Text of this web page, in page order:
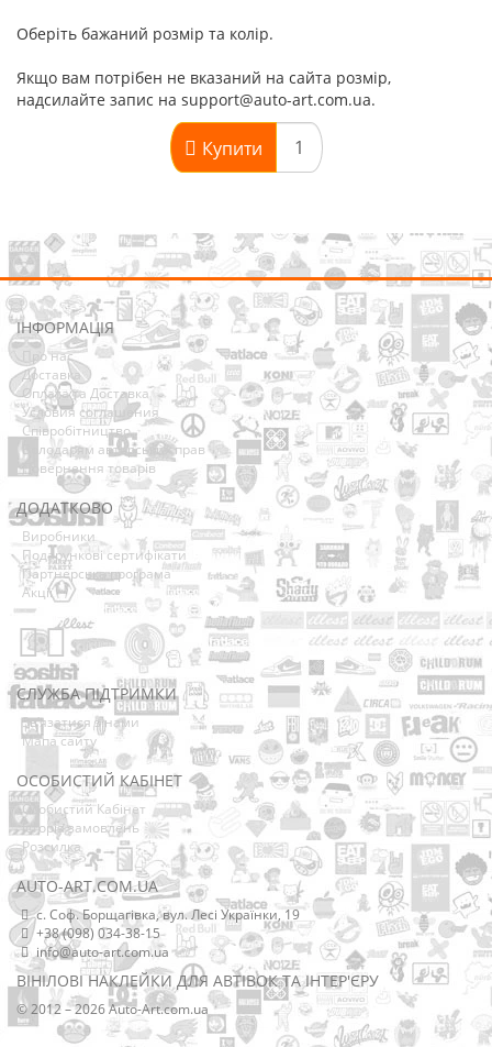
Оберіть бажаний розмір та колір.
Якщо вам потрібен не вказаний на сайта розмір,
надсилайте запис на support@auto-art.com.ua.
Купити
ІНФОРМАЦІЯ
Про нас
Доставка
Оплата та Доставка
Условия соглашения
Співробітництво
Володарям авторських прав
Повернення товарів
ДОДАТКОВО
Виробники
Подарункові сертифікати
Партнерська програма
Акції
СЛУЖБА ПІДТРИМКИ
Зв’язатися з нами
Мапа сайту
ОСОБИСТИЙ КАБІНЕТ
Особистий Кабінет
Історія замовлень
Розсилка
AUTO-ART.COM.UA
с. Соф. Борщагівка, вул. Лесі Українки, 19
+38 (098) 034-38-15
info@auto-art.com.ua
ВІНІЛОВІ НАКЛЕЙКИ ДЛЯ АВТІВОК ТА ІНТЕР'ЄРУ
© 2012 – 2026 Auto-Art.com.ua